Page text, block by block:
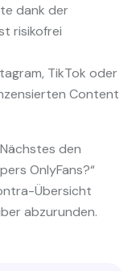
dank der
risikofrei
TikTok oder
Content
den
OnlyFans?“
Übersicht
abzurunden.